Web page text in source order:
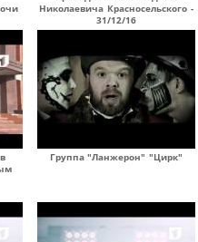
Николаевича Красносельского -
31/12/16
Группа "Ланжерон" "Цирк"